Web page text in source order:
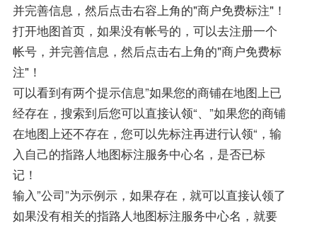
并完善信息，然后点击右容上角的"商户免费标注"！
打开地图首页，如果没有帐号的，可以去注册一个
帐号，并完善信息，然后点击右上角的"商户免费标
注"！
可以看到有两个提示信息”如果您的商铺在地图上已
经存在，搜索到后您可以直接认领“、”如果您的商铺
在地图上还不存在，您可以先标注再进行认领“，输
入自己的指路人地图标注服务中心名，是否已标
记！
输入”公司”为示例示，如果存在，就可以直接认领了
如果没有相关的指路人地图标注服务中心名，就要